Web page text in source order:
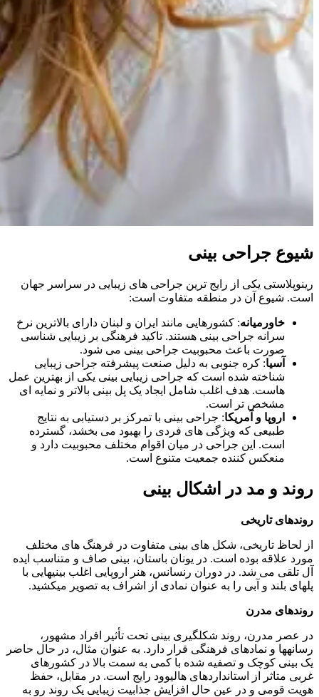
شیوع جراحی بینی
رینوپلاستی یکی از رایج ترین جراحی های زیبایی در سراسر جهان
است. شیوع آن در منطقه متفاوت است:
خاورمیانه: کشورهایی مانند ایران و لبنان دارای بالاترین نرخ
سرانه جراحی بینی هستند. تاکید فرهنگی بر زیبایی شناسی
صورت باعث محبوبیت جراحی بینی می شود.
آسیا: کره جنوبی به دلیل صنعت پیشرفته جراحی زیبایی
شناخته شده است که جراحی زیبایی بینی یکی از بهترین عمل
هاست. هدف اغلب شامل ایجاد یک پل بینی بالاتر و نمایه ای
مشخص تر است.
اروپا و آمریکا: جراحی بینی با تمرکز بر دستیابی به نتایج
طبیعی که ویژگی های فردی را بهبود می بخشد، گسترده
است. این جراحی در میان اقوام مختلف محبوبیت دارد و
منعکس کننده جمعیت متنوع است.
روند و مد در اشکال بینی
روندهای تاریخی
از لحاظ تاریخی، شکل های بینی متفاوت در فرهنگ های مختلف
مورد علاقه بوده است. در یونان باستان، بینی صاف و متناسب ایده
آل تلقی می شد. در دوران رنسانس، هنر اروپایی اغلب بینیهایی با
پلهای بلند و آبی را به عنوان نمادی از اشراف به تصویر میکشید.
روندهای مدرن
در عصر مدرن، روند شکلگیری بینی تحت تأثیر افراد مشهور،
رسانهها و نمادهای فرهنگی قرار دارد. به عنوان مثال، در حال حاضر
یک بینی کوچک و تصفیه شده با کمی به سمت بالا در کشورهای
غربی متاثر از استانداردهای هالیوود رایج است. در مقابل، حفظ
هویت قومی و در عین حال افزایش جذابیت زیبایی یک روند رو به